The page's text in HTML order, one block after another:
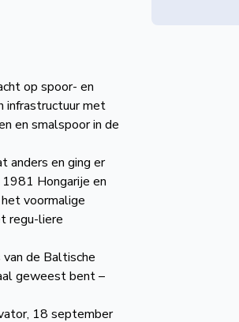
op spoor- en
infrastructuur met
en smalspoor in de
anders en ging er
Hongarije en
voormalige
regu-liere
de Baltische
geweest bent –